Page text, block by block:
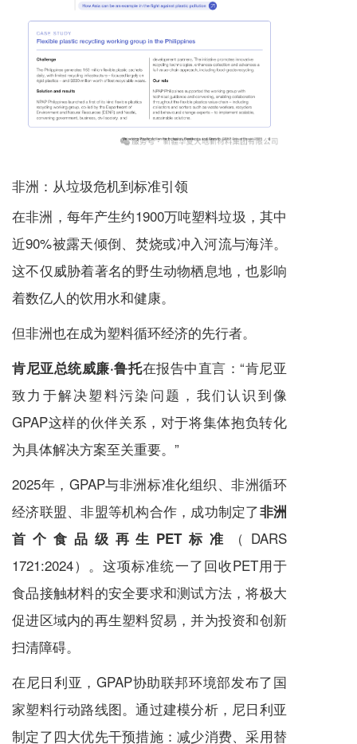
非洲：从垃圾危机到标准引领
在非洲，每年产生约1900万吨塑料垃圾，其中
近90%被露天倾倒、焚烧或冲入河流与海洋。
这不仅威胁着著名的野生动物栖息地，也影响
着数亿人的饮用水和健康。
但非洲也在成为塑料循环经济的先行者。
肯尼亚总统威廉·鲁托在报告中直言：“肯尼亚
致力于解决塑料污染问题，我们认识到像
GPAP这样的伙伴关系，对于将集体抱负转化
为具体解决方案至关重要。”
2025年，GPAP与非洲标准化组织、非洲循环
经济联盟、非盟等机构合作，成功制定了非洲
首个食品级再生PET标准
（DARS
1721:2024）。这项标准统一了回收PET用于
食品接触材料的安全要求和测试方法，将极大
促进区域内的再生塑料贸易，并为投资和创新
扫清障碍。
在尼日利亚，GPAP协助联邦环境部发布了国
家塑料行动路线图。通过建模分析，尼日利亚
制定了四大优先干预措施：减少消费、采用替